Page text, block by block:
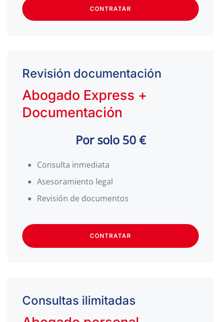
CONTRATAR
Revisión documentación
Abogado Express +
Documentación
Por solo 50 €
Consulta inmediata
Asesoramiento legal
Revisión de documentos
CONTRATAR
Consultas ilimitadas